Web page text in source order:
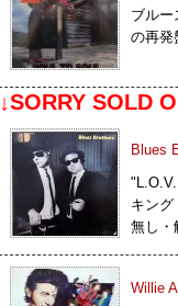
ブルー
の再発
↓SORRY SOLD
Blues
キン
無し・
Willie